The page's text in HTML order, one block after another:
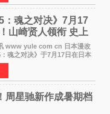
：魂之对决》7月17
山崎贤人领衔 史上
防卫战”
yule com cn 日本漫改
魂之对决》于7月17日在日本
佐藤信介执导、山崎贤人主演
编自原泰久同名人气漫画，继
周星驰新作成暑期档